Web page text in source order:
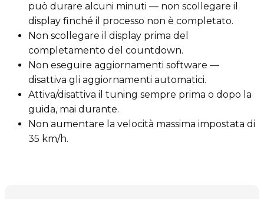
può durare alcuni minuti — non scollegare il
display finché il processo non è completato.
Non scollegare il display prima del
completamento del countdown.
Non eseguire aggiornamenti software —
disattiva gli aggiornamenti automatici.
Attiva/disattiva il tuning sempre prima o dopo la
guida, mai durante.
Non aumentare la velocità massima impostata di
35 km/h.